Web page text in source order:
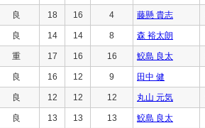
良 18 16 4 藤懸 貴志
良 14 14 8 森 裕太朗
重 17 16 16 鮫島 良太
良 16 12 9 田中 健
良 12 12 12 丸山 元気
良 13 13 13 鮫島 良太